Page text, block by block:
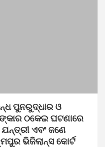
ପୁନରୁଦ୍ଧାର ଓ
ଠକେଇ ଘଟଣାରେ
ଏବଂ ଜଣେ
ଭିଜିଲାନ୍ସ କୋର୍ଟ